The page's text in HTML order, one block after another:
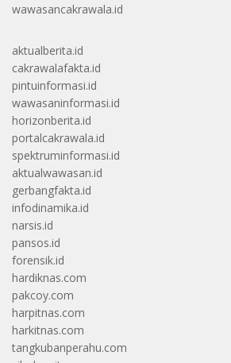
wawasancakrawala.id
aktualberita.id
cakrawalafakta.id
pintuinformasi.id
wawasaninformasi.id
horizonberita.id
portalcakrawala.id
spektruminformasi.id
aktualwawasan.id
gerbangfakta.id
infodinamika.id
narsis.id
pansos.id
forensik.id
hardiknas.com
pakcoy.com
harpitnas.com
harkitnas.com
tangkubanperahu.com